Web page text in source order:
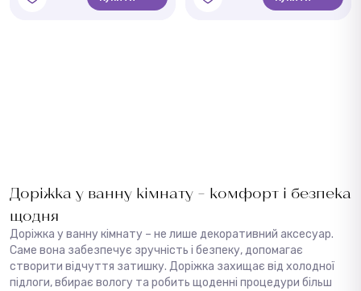
Доріжка у ванну кімнату – комфорт і безпека
щодня
Доріжка у ванну кімнату – не лише декоративний аксесуар.
Саме вона забезпечує зручність і безпеку, допомагає
створити відчуття затишку. Доріжка захищає від холодної
підлоги, вбирає вологу та робить щоденні процедури більш